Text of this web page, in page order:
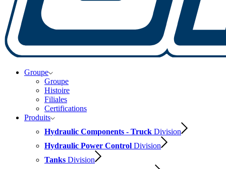
Groupe
Groupe
Histoire
Filiales
Certifications
Produits
Hydraulic Components - Truck Division
Hydraulic Power Control Division
Tanks Division